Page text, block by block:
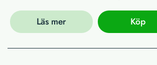
Läs mer Köp